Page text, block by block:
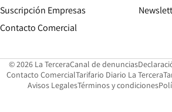
Suscripción Empresas
Contacto Comercial
© 2026 La TerceraCanal de denunciasOpens in
Contacto ComercialOpens in new window
Tarifario Diario La Tercera
Avisos LegalesOpens in new window
Términos y condiciones